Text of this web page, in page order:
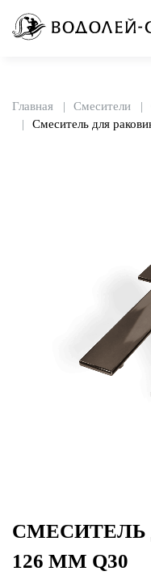
Главная Смесители
Смеситель для
СМЕСИТЕЛЬ
126 ММ Q30